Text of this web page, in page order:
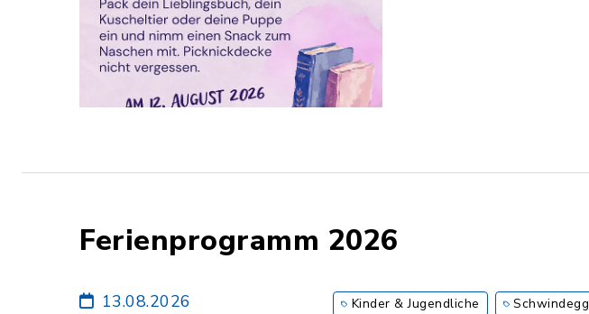
Ferienprogramm 2026
13.08.2026
Kinder & Jugendliche Schwindegg